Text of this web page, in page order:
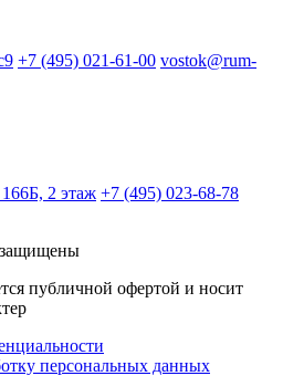
+7 (495) 021-61-00 vostok@rum-
2 этаж +7 (495) 023-68-78
защищены
публичной офертой и носит
персональных данных